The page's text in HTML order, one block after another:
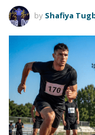
by Shafiya